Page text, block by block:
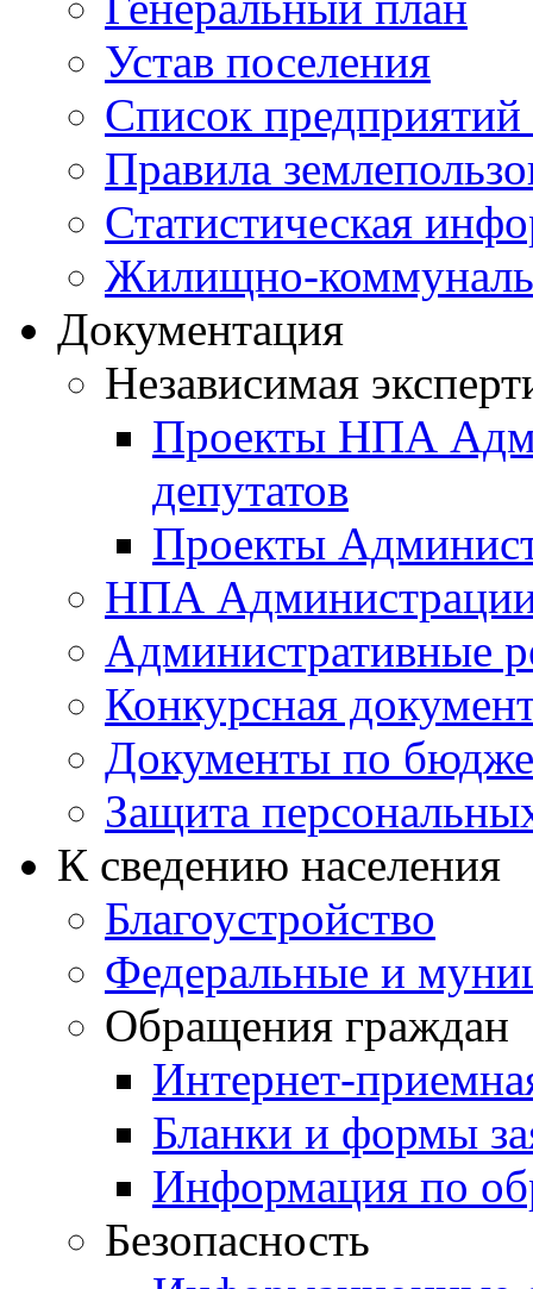
Устав поселения
Список предприятий
Правила
Статистическая
Жилищно-
Документация
Независимая
Проекты НПА
депутатов
Проекты
НПА
Административные
Конкурсная
Документы по
Защита
К сведению населения
Благоустройство
Федеральные и
Обращения граждан
Интернет-
Бланки и формы
Информация по
Безопасность